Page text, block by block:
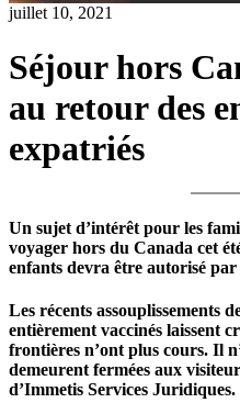
juillet 10, 2021
Séjour hors
au retour des
expatriés
Un sujet d’intérêt pour les
voyager hors du Canada cet
enfants devra être autorisé par
Les récents assouplissements
entièrement vaccinés laissent
frontières n’ont plus cours. Il
demeurent fermées aux
d’Immetis Services Juridiques.